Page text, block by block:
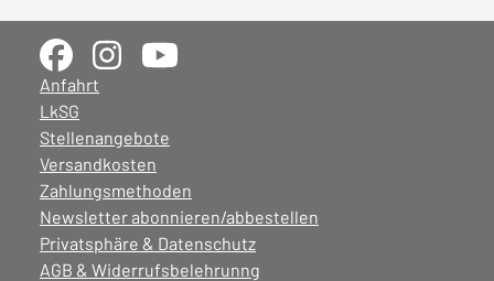
Anfahrt
LkSG
Stellenangebote
Versandkosten
Zahlungsmethoden
Newsletter abonnieren/abbestellen
Privatsphäre & Datenschutz
AGB & Widerrufsbelehrunng